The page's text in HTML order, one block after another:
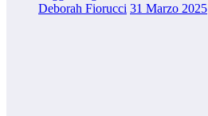
Deborah Fiorucci 31 Marzo 2025